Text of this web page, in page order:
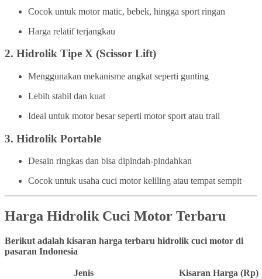
Cocok untuk motor matic, bebek, hingga sport ringan
Harga relatif terjangkau
2. Hidrolik Tipe X (Scissor Lift)
Menggunakan mekanisme angkat seperti gunting
Lebih stabil dan kuat
Ideal untuk motor besar seperti motor sport atau trail
3. Hidrolik Portable
Desain ringkas dan bisa dipindah-pindahkan
Cocok untuk usaha cuci motor keliling atau tempat sempit
Harga Hidrolik Cuci Motor Terbaru
Berikut adalah kisaran harga terbaru hidrolik cuci motor di
pasaran Indonesia
Jenis Kisaran Harga (Rp)